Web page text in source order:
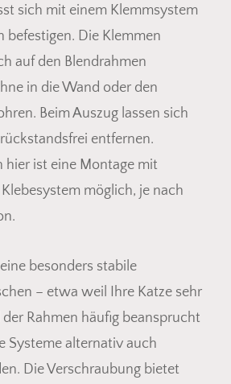
sich mit einem Klemmsystem
befestigen. Die Klemmen
auf den Blendrahmen
in die Wand oder den
Beim Auszug lassen sich
entfernen.
hier ist eine Montage mit
möglich, je nach
besonders stabile
– etwa weil Ihre Katze sehr
Rahmen häufig beansprucht
Systeme alternativ auch
Die Verschraubung bietet